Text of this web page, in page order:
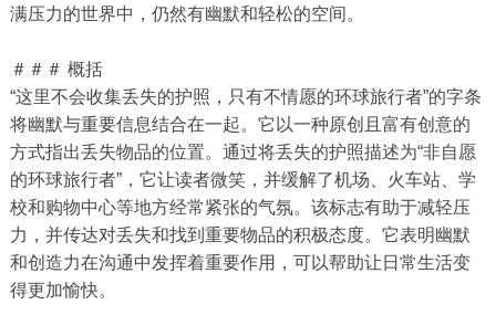
满压力的世界中，仍然有幽默和轻松的空间。
＃＃＃ 概括
“这里不会收集丢失的护照，只有不情愿的环球旅行者”的字条
将幽默与重要信息结合在一起。它以一种原创且富有创意的
方式指出丢失物品的位置。通过将丢失的护照描述为“非自愿
的环球旅行者”，它让读者微笑，并缓解了机场、火车站、学
校和购物中心等地方经常紧张的气氛。该标志有助于减轻压
力，并传达对丢失和找到重要物品的积极态度。它表明幽默
和创造力在沟通中发挥着重要作用，可以帮助让日常生活变
得更加愉快。